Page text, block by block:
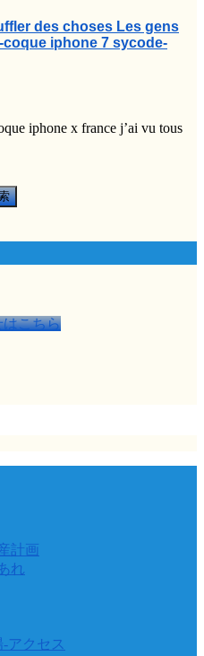
des choses Les gens
iphone 7 sycode-
iphone x france j’ai vu tous
計画
れ
アクセス